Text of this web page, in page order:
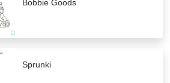
Bobbie Goods
Sprunki